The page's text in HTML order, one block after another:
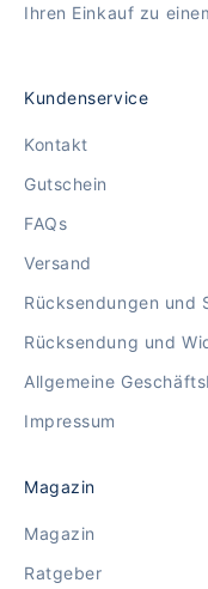
Ihren Einkauf zu
Kundenservice
Kontakt
Gutschein
FAQs
Versand
Rücksendungen und
Rücksendung und
Allgemeine
Impressum
Magazin
Magazin
Ratgeber